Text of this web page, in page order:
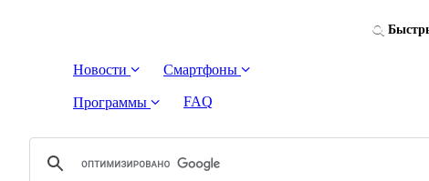
Новости Смартфоны
Программы FAQ